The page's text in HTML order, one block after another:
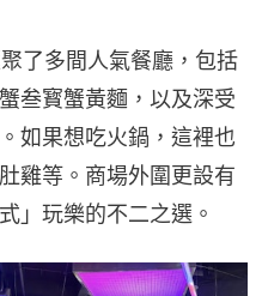
了多間人氣餐廳，包括
叁寳蟹黃麵，以及深受
如果想吃火鍋，這裡也
雞等。商場外圍更設有
」玩樂的不二之選。